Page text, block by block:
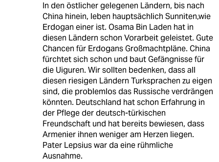
In den östlicher gelegenen Ländern, bis nach
China hinein, leben hauptsächlich Sunniten,wie
Erdogan einer ist. Osama Bin Laden hat in
diesen Ländern schon Vorarbeit geleistet. Gute
Chancen für Erdogans Großmachtpläne. China
fürchtet sich schon und baut Gefängnisse für
die Uiguren. Wir sollten bedenken, dass all
diesen riesigen Ländern Turksprachen zu eigen
sind, die problemlos das Russische verdrängen
könnten. Deutschland hat schon Erfahrung in
der Pflege der deutsch-türkischen
Freundschaft und hat bereits bewiesen, dass
Armenier ihnen weniger am Herzen liegen.
Pater Lepsius war da eine rühmliche
Ausnahme.